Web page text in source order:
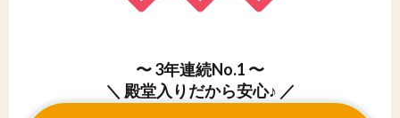
〜 3年連続No.1 〜
＼ 殿堂入りだから安心♪ ／